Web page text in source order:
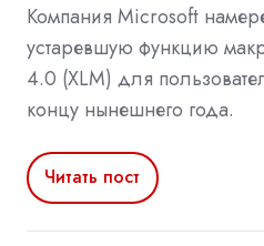
Компания Microsoft
устаревшую функцию
4.0 (XLM) для
концу нынешнего года.
Читать пост